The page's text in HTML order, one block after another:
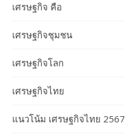
เศรษฐกิจ คือ
เศรษฐกิจชุมชน
เศรษฐกิจโลก
เศรษฐกิจไทย
แนวโน้ม เศรษฐกิจไทย